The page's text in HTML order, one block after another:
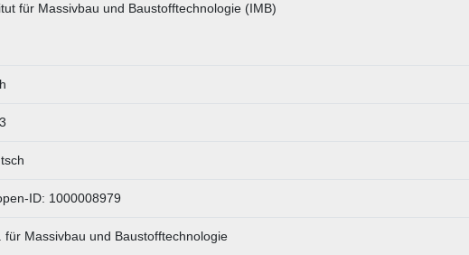
für Massivbau und Baustofftechnologie (IMB)
ID: 1000008979
für Massivbau und Baustofftechnologie